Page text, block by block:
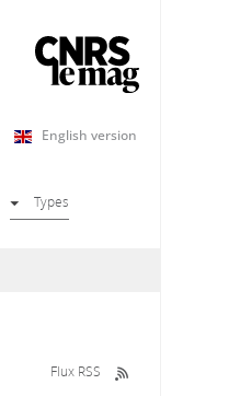
English version
Types
Flux RSS